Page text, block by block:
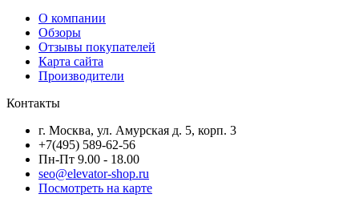
О компании
Обзоры
Отзывы покупателей
Карта сайта
Производители
Контакты
г. Москва, ул. Амурская д. 5, корп. 3
+7(495) 589-62-56
Пн-Пт 9.00 - 18.00
seo@elevator-shop.ru
Посмотреть на карте